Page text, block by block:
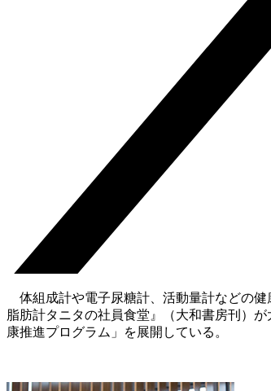
体組成計や電子尿糖計、活動量計などの
脂肪計タニタの社員食堂』（大和書房刊）
康推進プログラム」を展開している。